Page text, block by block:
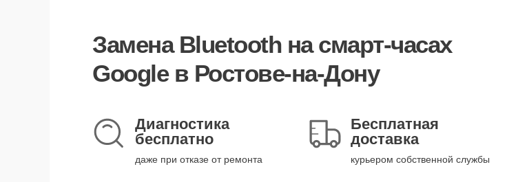
Замена Bluetoothна смарт-часах
Google в Ростове-на-Дону
Диагностика
бесплатно
даже при отказе от ремонта
Бесплатная
доставка
курьером собственной службы